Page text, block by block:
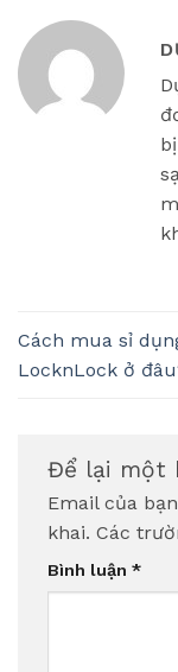
Cách mua sỉ
LocknLock ở
Để lại một
Email của
khai. Các
Bình luận *